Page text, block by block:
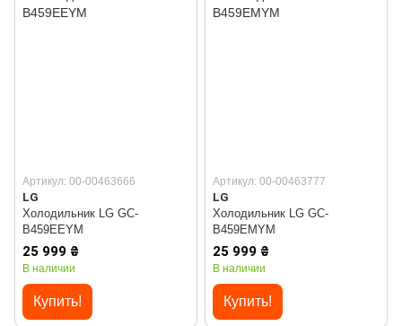
Артикул: 00-00463666
LG
Холодильник LG GC-
B459EEYM
25 999 ₴
В наличии
Купить!
Артикул: 00-00463777
LG
Холодильник LG GC-
B459EMYM
25 999 ₴
В наличии
Купить!